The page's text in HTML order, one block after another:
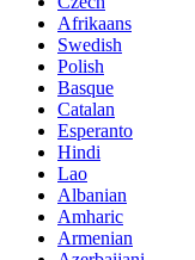
Afrikaans
Swedish
Polish
Basque
Catalan
Esperanto
Hindi
Lao
Albanian
Amharic
Armenian